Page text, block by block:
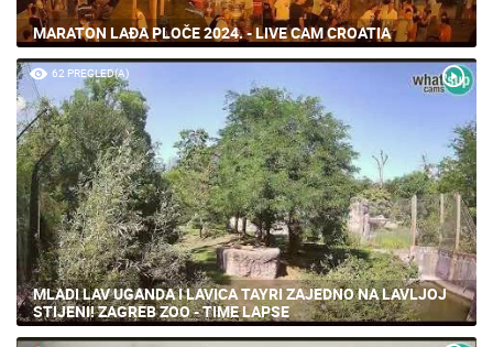
MARATON LAĐA PLOČE 2024. - LIVE CAM CROATIA
62 PREGLED(A)
MLADI LAV UGANDA I LAVICA TAYRI ZAJEDNO NA LAVLJOJ
STIJENI! ZAGREB ZOO - TIME LAPSE